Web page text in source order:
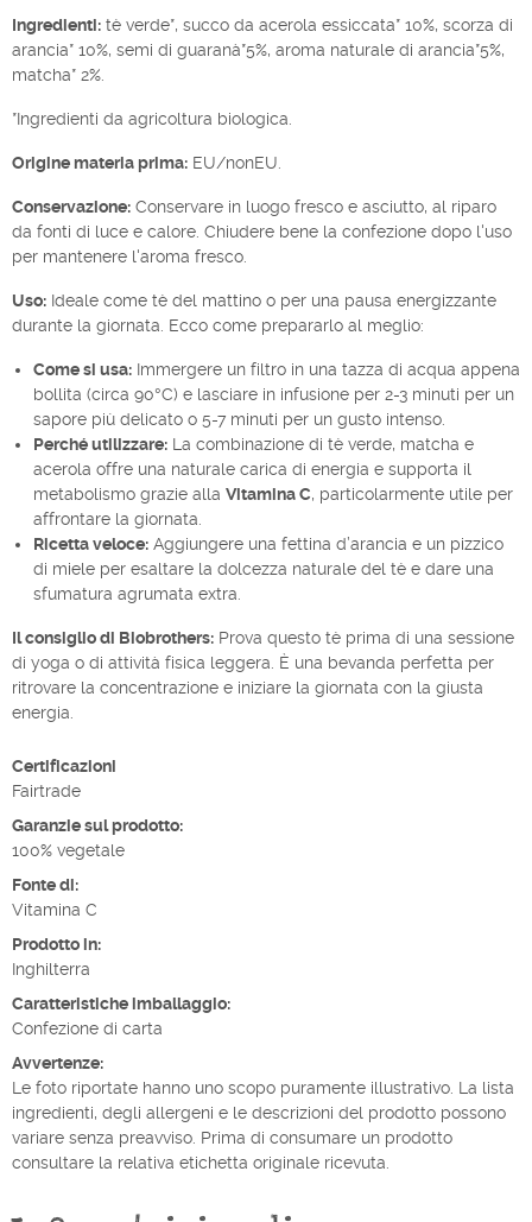
Ingredienti: tè verde*, succo da acerola essiccata* 10%, scorza di
arancia* 10%, semi di guaranà*5%, aroma naturale di arancia*5%,
matcha* 2%.
*Ingredienti da agricoltura biologica.
Origine materia prima: EU/nonEU.
Conservazione: Conservare in luogo fresco e asciutto, al riparo
da fonti di luce e calore. Chiudere bene la confezione dopo l'uso
per mantenere l'aroma fresco.
Uso: Ideale come tè del mattino o per una pausa energizzante
durante la giornata. Ecco come prepararlo al meglio:
Come si usa:Immergere un filtro in una tazza di acqua appena
bollita (circa 90°C) e lasciare in infusione per 2-3 minuti per un
sapore più delicato o 5-7 minuti per un gusto intenso.
Perché utilizzare:La combinazione di tè verde, matcha e
acerola offre una naturale carica di energia e supporta il
metabolismo grazie alla Vitamina C, particolarmente utile per
affrontare la giornata.
Ricetta veloce:Aggiungere una fettina d’arancia e un pizzico
di miele per esaltare la dolcezza naturale del tè e dare una
sfumatura agrumata extra.
Il consiglio di Biobrothers: Prova questo tè prima di una sessione
di yoga o di attività fisica leggera. È una bevanda perfetta per
ritrovare la concentrazione e iniziare la giornata con la giusta
energia.
Certificazioni
Fairtrade
Garanzie sul prodotto:
100% vegetale
Fonte di:
Vitamina C
Prodotto in:
Inghilterra
Caratteristiche imballaggio:
Confezione di carta
Avvertenze:
Le foto riportate hanno uno scopo puramente illustrativo. La lista
ingredienti, degli allergeni e le descrizioni del prodotto possono
variare senza preavviso. Prima di consumare un prodotto
consultare la relativa etichetta originale ricevuta.